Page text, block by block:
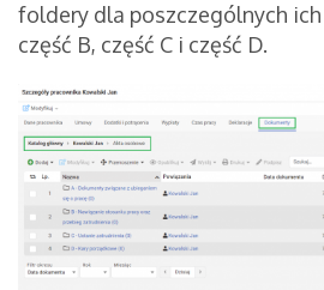
foldery dla poszczególnych ich
część B, część C i część D.